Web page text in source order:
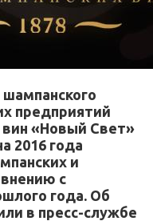
предприятий
«Новый Свет»
2016 года
и
с
года. Об
в пресс-службе